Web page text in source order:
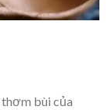
thơm bùi của